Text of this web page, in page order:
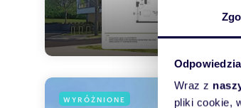
Wraz z
pliki cookie,
WYRÓŻNIONE